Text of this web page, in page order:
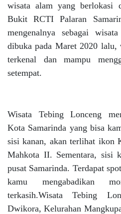
wisata alam yang berlokasi
Bukit RCTI Palaran
mengenalnya sebagai
dibuka pada Maret 2020
terkenal dan mampu
setempat.
Wisata Tebing Lonceng
Kota Samarinda yang bisa
sisi kanan, akan terlihat ikon
Mahkota II. Sementara, sisi
pusat Samarinda. Terdapat
kamu mengabadikan
terkasih.Wisata Tebing
Dwikora, Kelurahan